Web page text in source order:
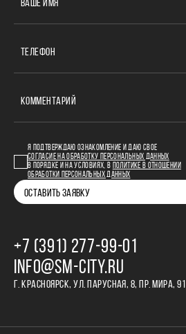
ВАШЕ ИМЯ
ТЕЛЕФОН
КОММЕНТАРИЙ
Я ПОДТВЕРЖДАЮ ОЗНАКОМЛЕНИЕ И ДАЮ СВОЕ
СОГЛАСИЕ НА ОБРАБОТКУ ПЕРСОНАЛЬНЫХ ДАННЫХ
В ПОРЯДКЕ И НА УСЛОВИЯХ, В ПОЛИТИКЕ В ОТНОШЕНИИ
ОБРАБОТКИ ПЕРСОНАЛЬНЫХ ДАННЫХ
ОСТАВИТЬ ЗАЯВКУ
+7 (391) 277‒99‒01
INFO@SM-CITY.RU
Г. КРАСНОЯРСК, УЛ. ПАРУСНАЯ, 8, ПР. МИРА, 91